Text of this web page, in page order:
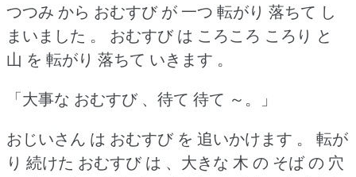
つつみ から おむすび が 一つ 転がり 落ちて し
まいました 。
おむすび は ころころ ころり と
山 を 転がり 落ちて いきます 。
「大事な おむすび 、待て 待て ～。」
おじいさん は おむすび を 追いかけます 。
転が
り 続けた おむすび は 、大きな 木 の そば の 穴